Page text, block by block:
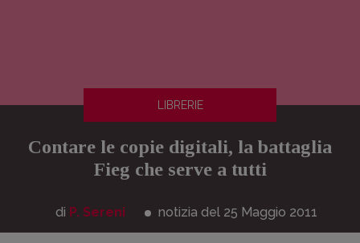
LIBRERIE
Contare le copie digitali, la battaglia
Fieg che serve a tutti
di P. Sereni notizia del 25 Maggio 2011